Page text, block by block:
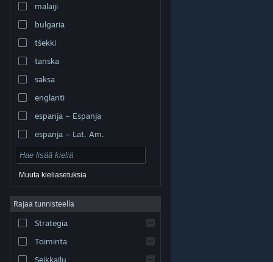
© Valve Corporation. Kaikki oikeudet pidätetään. Kaikki
Yhdysvalloissa ja kaikkialla maailmassa.
Helppokäyttötoiminnot
Hyvitykset|Evästeet
malaiji
bulgaria
tšekki
tanska
saksa
englanti
espanja – Espanja
espanja – Lat. Am.
Muuta kieliasetuksia
Rajaa tunnisteella
Strategia
Toiminta
Seikkailu